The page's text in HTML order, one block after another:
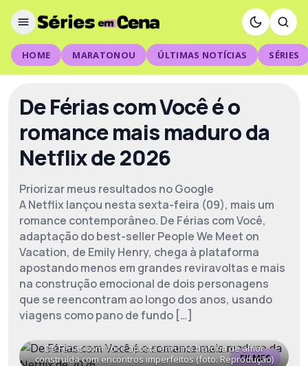
HOME MARATONOU ÚLTIMAS NOTÍCIAS SÉRIES
De Férias com Você é o
romance mais maduro da
Netflix de 2026
Priorizar meus resultados no Google
A Netflix lançou nesta sexta-feira (09), mais um
romance contemporâneo. De Férias com Você,
adaptação do best-seller People We Meet on
Vacation, de Emily Henry, chega à plataforma
apostando menos em grandes reviravoltas e mais
na construção emocional de dois personagens
que se reencontram ao longo dos anos, usando
viagens como pano de fundo […]
FILMES
De Férias com Você aposta em uma história de amor
construída com encontros imperfeitos (foto: Reprodução)